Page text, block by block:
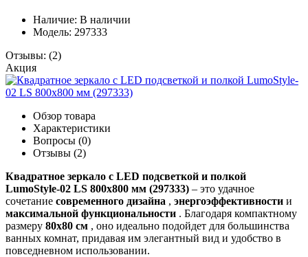
Наличие: В наличии
Модель: 297333
Отзывы: (2)
Акция
Обзор товара
Характеристики
Вопросы (0)
Отзывы (2)
Квадратное зеркало с LED подсветкой и полкой
LumoStyle-02 LS 800x800 мм (297333) – это удачное
сочетание современного дизайна , энергоэффективности и
максимальной функциональности . Благодаря компактному
размеру 80x80 см , оно идеально подойдет для большинства
ванных комнат, придавая им элегантный вид и удобство в
повседневном использовании.